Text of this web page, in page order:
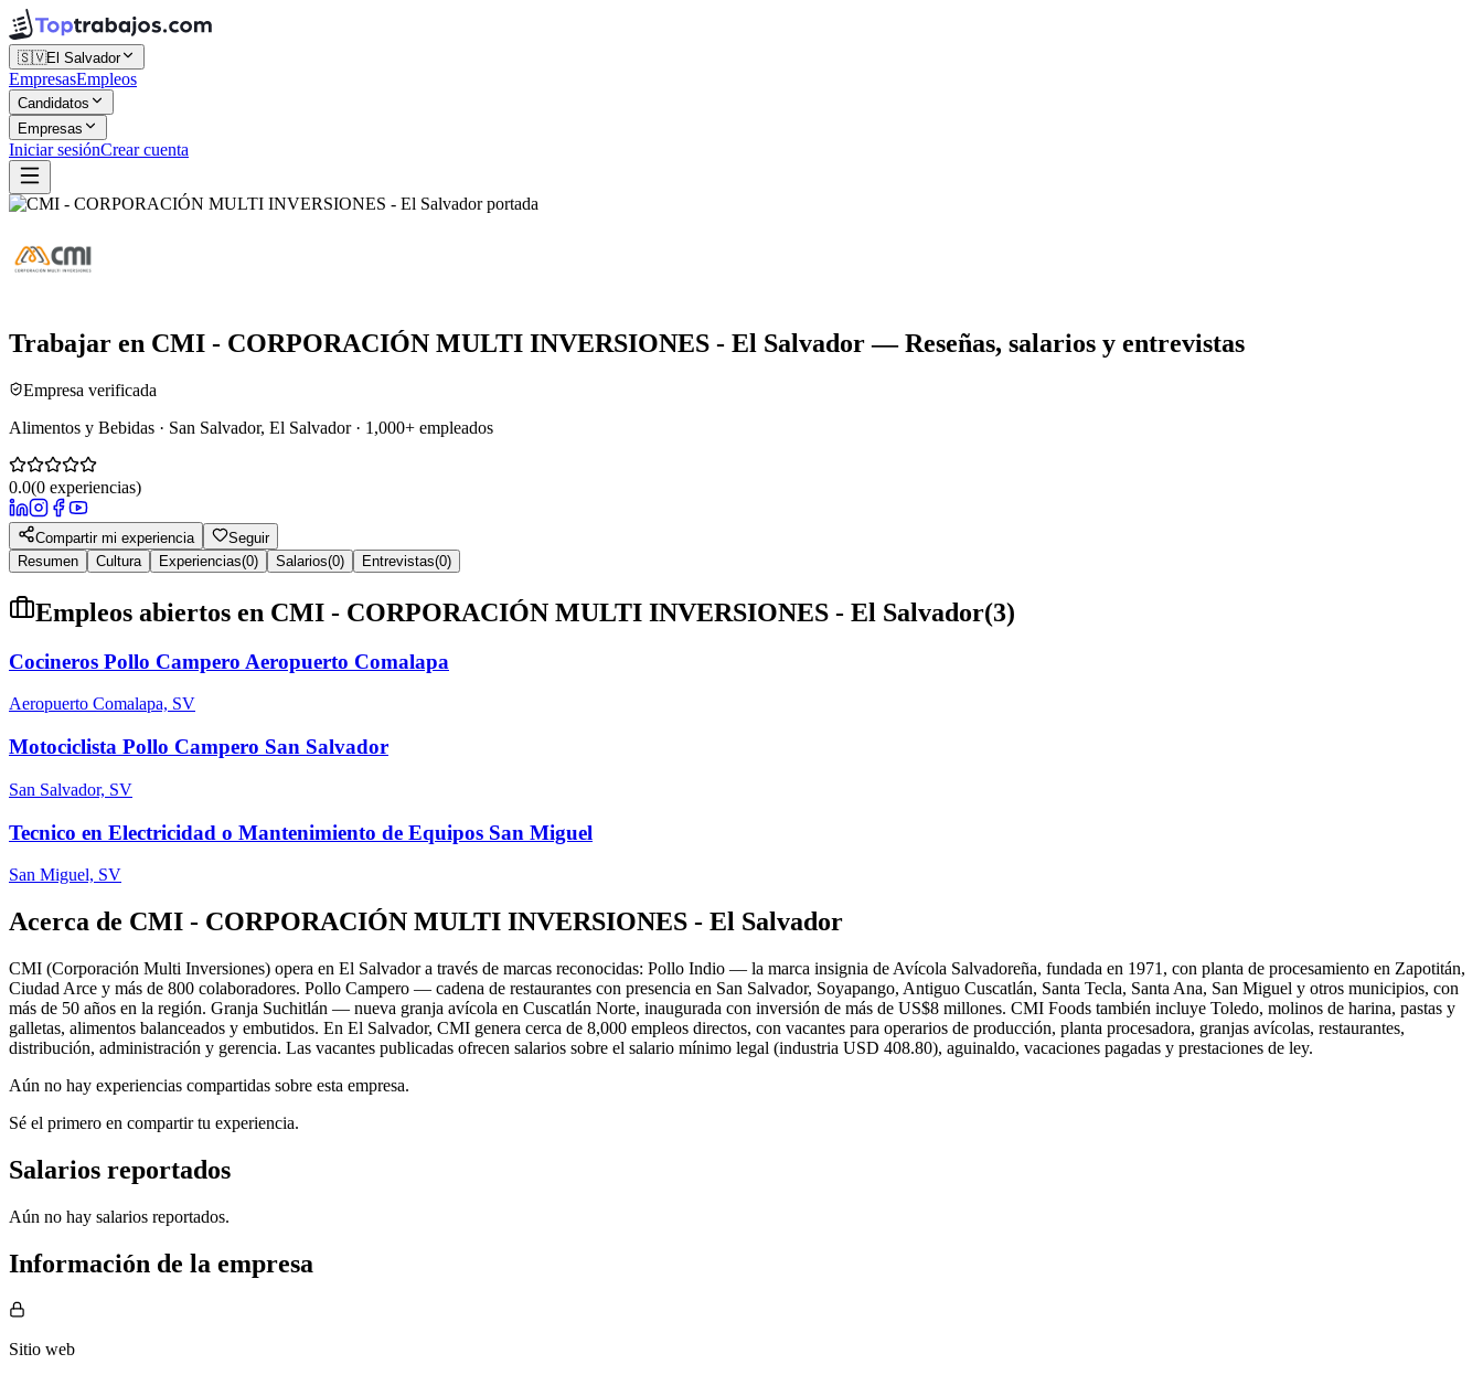
🇸🇻El Salvador
EmpresasEmpleos
Candidatos
Empresas
Iniciar sesiónCrear cuenta
Trabajar en CMI - CORPORACIÓN MULTI INVERSIONES - El Salvador— Reseñas, salarios y entrevistas
Empresa verificada
Alimentos y Bebidas · San Salvador, El Salvador · 1,000+ empleados
0.0(0 experiencias)
Compartir mi experiencia
Seguir
Resumen
Cultura Experiencias(0) Salarios(0) Entrevistas(0)
Empleos abiertos en CMI - CORPORACIÓN MULTI INVERSIONES - El Salvador(3)
Cocineros Pollo Campero Aeropuerto Comalapa
Aeropuerto Comalapa, SV
Motociclista Pollo Campero San Salvador
San Salvador, SV
Tecnico en Electricidad o Mantenimiento de Equipos San Miguel
San Miguel, SV
Acerca de CMI - CORPORACIÓN MULTI INVERSIONES - El Salvador
CMI (Corporación Multi Inversiones) opera en El Salvador a través de marcas reconocidas: Pollo Indio — la marca insignia de Avícola Salvadoreña, fundada en 1971, con planta de procesamiento en Zapotitán,
Ciudad Arce y más de 800 colaboradores. Pollo Campero — cadena de restaurantes con presencia en San Salvador, Soyapango, Antiguo Cuscatlán, Santa Tecla, Santa Ana, San Miguel y otros municipios, con
más de 50 años en la región. Granja Suchitlán — nueva granja avícola en Cuscatlán Norte, inaugurada con inversión de más de US$8 millones. CMI Foods también incluye Toledo, molinos de harina, pastas y
galletas, alimentos balanceados y embutidos. En El Salvador, CMI genera cerca de 8,000 empleos directos, con vacantes para operarios de producción, planta procesadora, granjas avícolas, restaurantes,
distribución, administración y gerencia. Las vacantes publicadas ofrecen salarios sobre el salario mínimo legal (industria USD 408.80), aguinaldo, vacaciones pagadas y prestaciones de ley.
Aún no hay experiencias compartidas sobre esta empresa.
Sé el primero en compartir tu experiencia.
Salarios reportados
Aún no hay salarios reportados.
Información de la empresa
Sitio web